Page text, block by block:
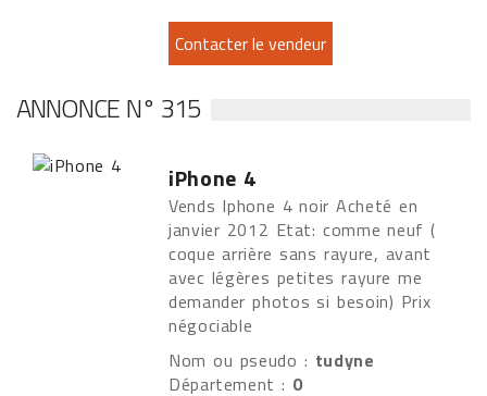
ANNONCE N° 315
iPhone 4
Vends Iphone 4 noir Acheté en
janvier 2012 Etat: comme neuf (
coque arrière sans rayure, avant
avec légères petites rayure me
demander photos si besoin) Prix
négociable
Nom ou pseudo : tudyne
Département : 0